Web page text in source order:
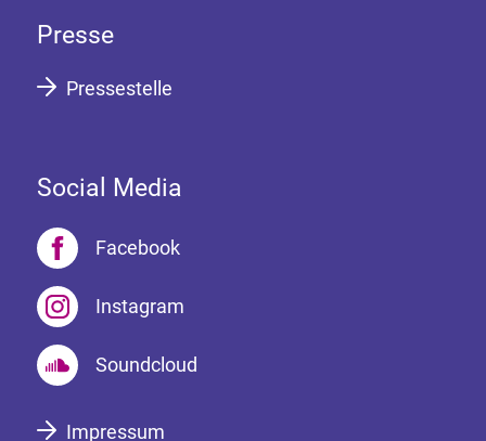
Presse
Pressestelle
Social Media
Facebook
Instagram
Soundcloud
Impressum